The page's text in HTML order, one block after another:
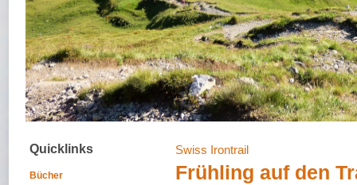
Quicklinks
Bücher
Swiss Irontrail
Frühling auf den